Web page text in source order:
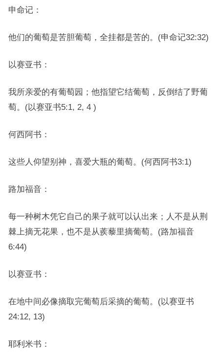
申命记：
他们的葡萄是苦胆葡萄，全挂都是苦的。(申命记32:32)
以赛亚书：
我所亲爱的有葡萄园；他指望它结葡萄，反倒结了野葡
萄。(以赛亚书5:1, 2, 4 )
何西阿书：
这些人仰望别神，喜爱大瓶的葡萄。(何西阿书3:1)
路加福音：
每一种树木凭它自己的果子就可以认出来；人不是从荆
棘上摘无花果，也不是从蒺藜里摘葡萄。(路加福音
6:44)
以赛亚书：
在地中间必像摘取完葡萄后采摘的葡萄。(以赛亚书
24:12, 13)
耶利米书：